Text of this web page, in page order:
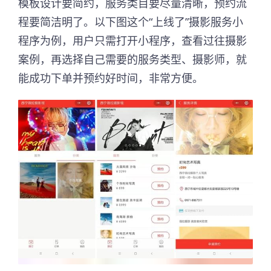
模板设计要简约，服务类目要尽量清晰，预约流
程要简洁明了。以下图这个“上线了”摄影服务小
程序为例，用户只需打开小程序，查看过往摄影
案例，再选择自己需要的服务类型、摄影师，就
能成功下单并预约好时间，非常方便。